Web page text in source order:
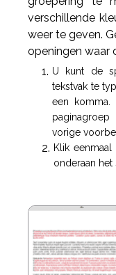
verschillende
weer te geven.
openingen waar
U kunt de
tekstvak te
een komma.
vorige
Klik eenmaal
onderaan